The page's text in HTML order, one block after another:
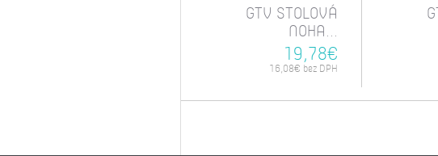
GTV STOLOVÁ
NOHA...
19,78€
16,08€ bez DPH